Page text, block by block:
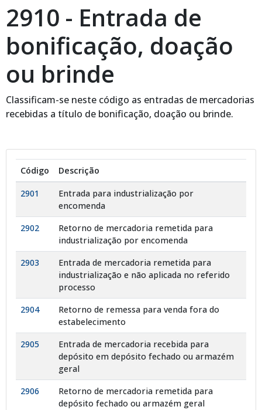
2910 - Entrada de
bonificação, doação
ou brinde
Classificam-se neste código as entradas de mercadorias
recebidas a título de bonificação, doação ou brinde.
Código Descrição
2901
Entrada para industrialização por
encomenda
2902
Retorno de mercadoria remetida para
industrialização por encomenda
2903
Entrada de mercadoria remetida para
industrialização e não aplicada no referido
processo
2904
Retorno de remessa para venda fora do
estabelecimento
2905
Entrada de mercadoria recebida para
depósito em depósito fechado ou armazém
geral
2906
Retorno de mercadoria remetida para
depósito fechado ou armazém geral